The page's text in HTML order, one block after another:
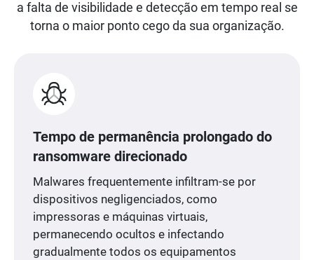
a falta de visibilidade e detecção em tempo real se
torna o maior ponto cego da sua organização.
Tempo de permanência prolongado do
ransomware direcionado
Malwares frequentemente infiltram-se por
dispositivos negligenciados, como
impressoras e máquinas virtuais,
permanecendo ocultos e infectando
gradualmente todos os equipamentos